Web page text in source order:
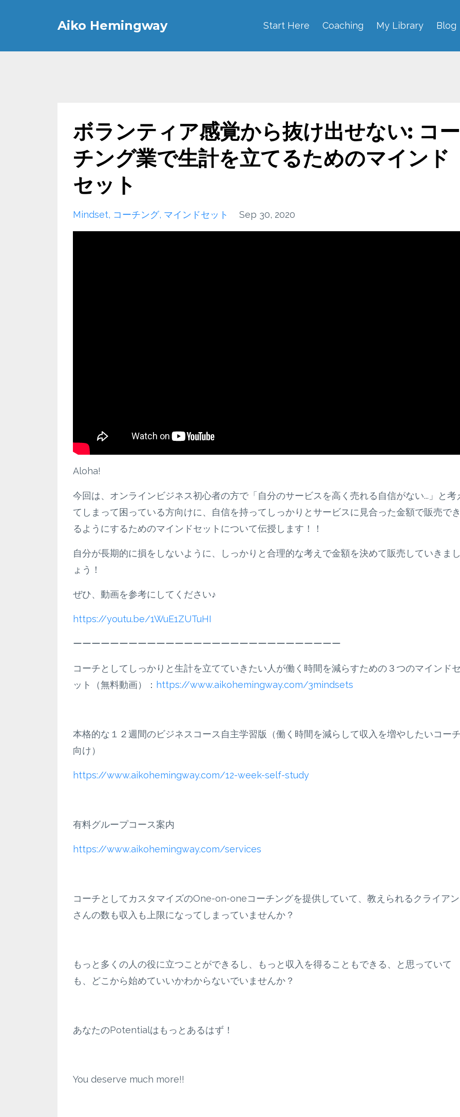
Aiko Hemingway Start Here Coaching My Library Blog
ボランティア感覚から抜け出せない: コー
チング業で生計を立てるためのマインド
セット
Mindset コーチング マインドセット Sep 30, 2020
Aloha!
今回は、オンラインビジネス初心者の方で「自分のサービスを高く売れる自信がない...」と考
てしまって困っている方向けに、自信を持ってしっかりとサービスに見合った金額で販売で
るようにするためのマインドセットについて伝授します！！
自分が長期的に損をしないように、しっかりと合理的な考えで金額を決めて販売していきま
ょう！
ぜひ、動画を参考にしてください♪
https://youtu.be/1WuE1ZUTuHI
ーーーーーーーーーーーーーーーーーーーーーーーーーーーーー
コーチとしてしっかりと生計を立てていきたい人が働く時間を減らすための３つのマインド
ット（無料動画）： https://www.aikohemingway.com/3mindsets
本格的な１２週間のビジネスコース自主学習版（働く時間を減らして収入を増やしたいコー
向け）
https://www.aikohemingway.com/12-week-self-study
有料グループコース案内
https://www.aikohemingway.com/services
コーチとしてカスタマイズのOne-on-oneコーチングを提供していて、教えられるクライア
さんの数も収入も上限になってしまっていませんか？
もっと多くの人の役に立つことができるし、もっと収入を得ることもできる、と思っていて
も、どこから始めていいかわからないでいませんか？
あなたのPotentialはもっとあるはず！
You deserve much more!!